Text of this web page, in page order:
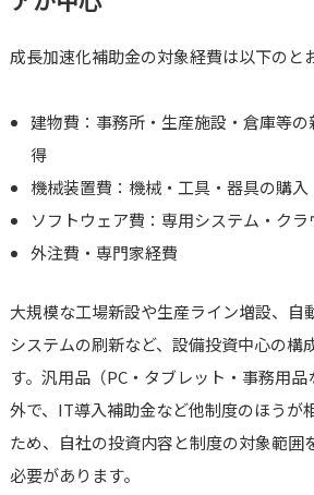
成長加速化補助金の対象経費は以下のと
建物費：事務所・生産施設・倉庫等
得
機械装置費：機械・工具・器具の購入
ソフトウェア費：専用システム・ク
外注費・専門家経費
大規模な工場新設や生産ライン増設、自
システムの刷新など、設備投資中心の構
す。汎用品（PC・タブレット・事務用
外で、IT導入補助金など他制度のほうが
ため、自社の投資内容と制度の対象範囲
必要があります。